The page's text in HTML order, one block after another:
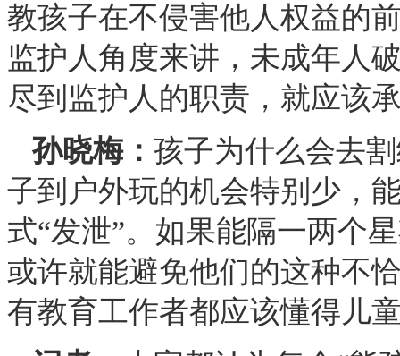
教孩子在不侵害他人权益的
监护人角度来讲，未成年人
尽到监护人的职责，就应该
孙晓梅： 孩子为什么会去
子到户外玩的机会特别少，
式“发泄”。如果能隔一两个
或许就能避免他们的这种不
有教育工作者都应该懂得儿